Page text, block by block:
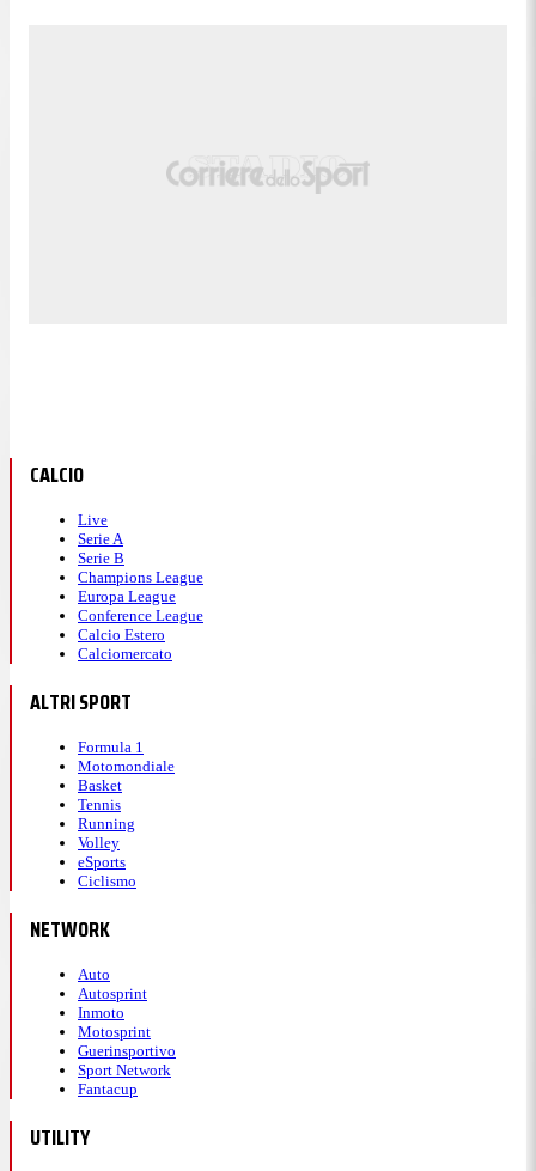
CALCIO
Live
Serie A
Serie B
Champions League
Europa League
Conference League
Calcio Estero
Calciomercato
ALTRI SPORT
Formula 1
Motomondiale
Basket
Tennis
Running
Volley
eSports
Ciclismo
NETWORK
Auto
Autosprint
Inmoto
Motosprint
Guerinsportivo
Sport Network
Fantacup
UTILITY